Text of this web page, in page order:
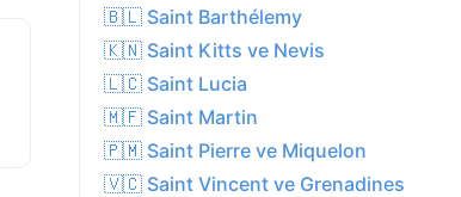
🇧🇱 Saint Barthélemy
🇰🇳 Saint Kitts ve Nevis
🇱🇨 Saint Lucia
🇲🇫 Saint Martin
🇵🇲 Saint Pierre ve Miquelon
🇻🇨 Saint Vincent ve Grenadines